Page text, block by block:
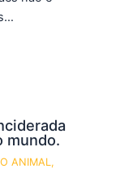
mundo.
ANIMAL,